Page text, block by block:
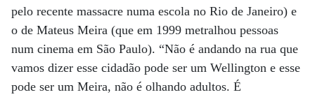
pelo recente massacre numa escola no Rio de Janeiro) e
o de Mateus Meira (que em 1999 metralhou pessoas
num cinema em São Paulo). “Não é andando na rua que
vamos dizer esse cidadão pode ser um Wellington e esse
pode ser um Meira, não é olhando adultos. É